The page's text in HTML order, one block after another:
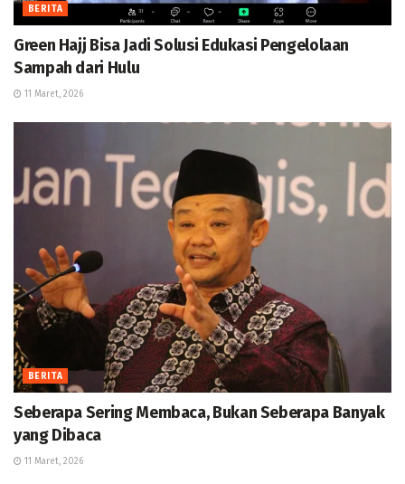
BERITA
Green Hajj Bisa Jadi Solusi Edukasi Pengelolaan
Sampah dari Hulu
11 Maret, 2026
BERITA
Seberapa Sering Membaca, Bukan Seberapa Banyak
yang Dibaca
11 Maret, 2026